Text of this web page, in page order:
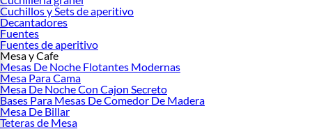
Cuchillos y Sets de aperitivo
Decantadores
Fuentes
Fuentes de aperitivo
Mesa y Cafe
Mesas De Noche Flotantes Modernas
Mesa Para Cama
Mesa De Noche Con Cajon Secreto
Bases Para Mesas De Comedor De Madera
Mesa De Billar
Teteras de Mesa